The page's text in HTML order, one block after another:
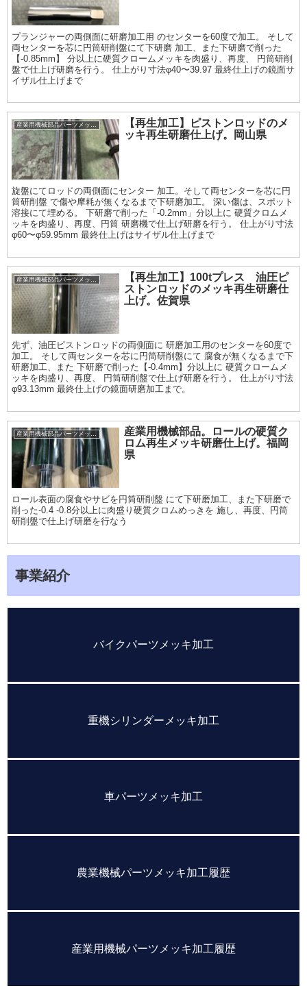
プランジャーの両側面に研磨加工用 のセンターを60度で加工。 そして
両センターを芯に円筒研削盤にて下研磨 加工、また下研磨で削った
【-0.85mm】 分以上に硬質クロームメッキを肉盛り、再度、 円筒研削
盤で仕上げ研磨を行う。 仕上がり寸法φ40〜39.97 最終仕上げの鏡面サ
イザル仕上げまで
産業用機械部品パーツメッキ加工履歴
【再生加工】ピストンロッドのメ
ッキ再生研磨仕上げ。岡山県
旋盤にてロッドの両側面にセンター 加工。そして両センターを芯に円
筒研削盤 で傷や摩耗が無くなるまで下研磨加工。 深い傷は、スポット
溶接にて埋める。 下研磨で削った「-0.2mm」分以上に 硬質クロムメ
ッキを肉盛り、再度、円筒 研磨機で仕上げ研磨を行う。 仕上がり寸法
φ60〜φ59.95mm 最終仕上げはサイザル仕上げまで
【再生加工】100tプレス 油圧ピ
ストンロッドのメッキ再生研磨仕
上げ。佐賀県
先ず、油圧ピストンロッドの両側面に 研磨加工用のセンターを60度で
加工。 そして両センターを芯に円筒研削盤にて 腐食が無くなるまで下
研磨加工、また 下研磨で削った【-0.4mm】分以上に 硬質クロームメ
ッキを肉盛り、再度、 円筒研削盤で仕上げ研磨を行う。 仕上がり寸法
φ93.13mm 最終仕上げの鏡面研磨加工まで。
産業用機械部品。ロールの硬質ク
ロム再生メッキ研磨仕上げ。福岡
県
ロール表面の腐食やサビを円筒研削盤 にて下研磨加工、また下研磨で
削った-0.4 -0.8分以上に肉盛り硬質クロムめっきを 施し、再度、円筒
研削盤で仕上げ研磨を行なう
事業紹介
バイクパーツメッキ加工
重機シリンダーメッキ加工
車パーツメッキ加工
農業機械パーツメッキ加工履歴
産業用機械パーツメッキ加工履歴